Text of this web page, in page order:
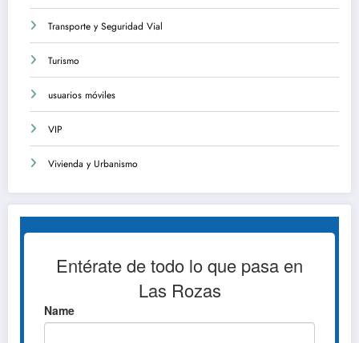
Transporte y Seguridad Vial
Turismo
usuarios móviles
VIP
Vivienda y Urbanismo